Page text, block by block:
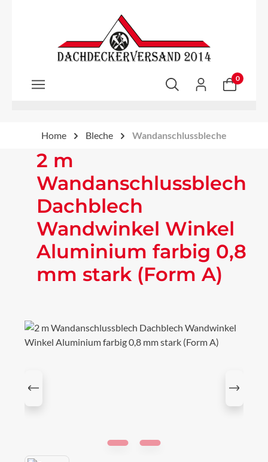
Zum Hauptinhalt springen
0
Home Bleche Wandanschlussbleche
2 m
Wandanschlussblech
Dachblech
Wandwinkel Winkel
Aluminium farbig 0,8
mm stark (Form A)
Bildergalerie überspringen